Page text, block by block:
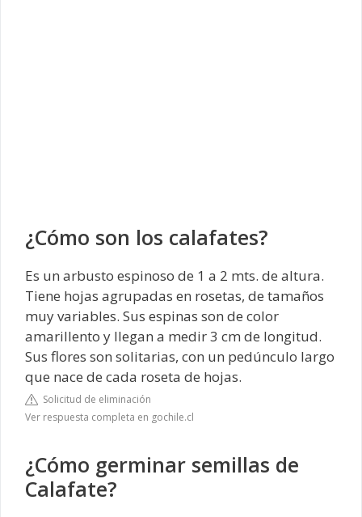
¿Cómo son los calafates?
Es un arbusto espinoso de 1 a 2 mts. de altura.
Tiene hojas agrupadas en rosetas, de tamaños
muy variables. Sus espinas son de color
amarillento y llegan a medir 3 cm de longitud.
Sus flores son solitarias, con un pedúnculo largo
que nace de cada roseta de hojas.
Solicitud de eliminación
Ver respuesta completa en gochile.cl
¿Cómo germinar semillas de
Calafate?